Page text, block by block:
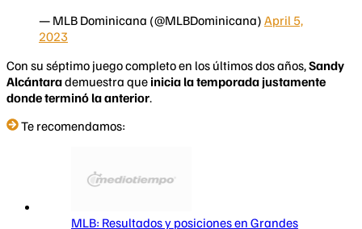
— MLB Dominicana (@MLBDominicana) April 5,
2023
Con su séptimo juego completo en los últimos dos años,Sandy
Alcántarademuestra que inicia la temporada justamente
donde terminó la anterior.
Te recomendamos:
MLB: Resultados y posiciones en Grandes